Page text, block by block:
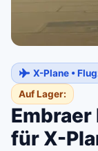
X-Plane •
Auf Lager:
für X-